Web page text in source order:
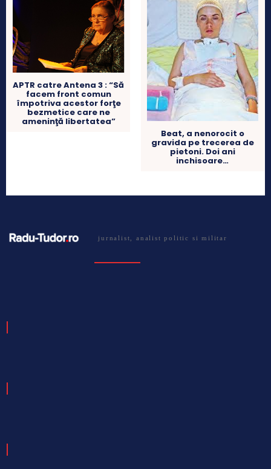
APTR catre Antena 3 : “Să
facem front comun
împotriva acestor forţe
bezmetice care ne
ameninţă libertatea”
Beat, a nenorocit o
gravida pe trecerea de
pietoni. Doi ani
inchisoare…
jurnalist, analist politic si militar